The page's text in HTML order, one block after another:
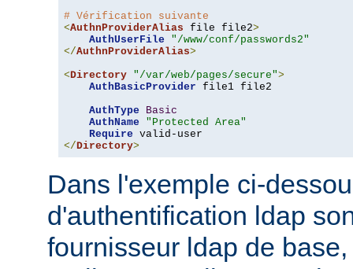
# Vérification suivante
<AuthnProviderAlias file file2>
AuthUserFile
"/www/conf/passwords2"
</AuthnProviderAlias>
<Directory "/var/web/pages/secure">
AuthBasicProvider file1 file2
AuthType
Basic
AuthName
"Protected Area"
Require
</Directory>
Dans l'exemple ci-
d'authentification ldap
fournisseur ldap de